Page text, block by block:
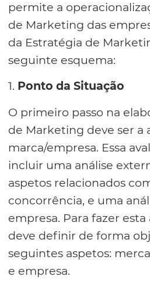
permite a
de Marketing das
da Estratégia de
seguinte esquema:
1. Ponto da Situação
O primeiro passo na
de Marketing deve ser a
marca/empresa. Essa
incluir uma análise
aspetos relacionados
concorrência, e uma
empresa. Para fazer
deve definir de forma
seguintes aspetos:
e empresa.